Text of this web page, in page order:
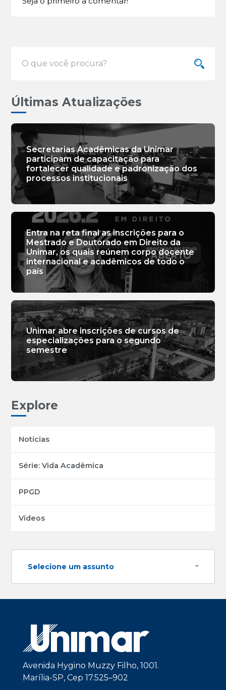
Últimas Atualizações
Secretarias Acadêmicas da Unimar
participam de capacitação para
fortalecer qualidade e padronização dos
processos institucionais
Entra na reta final as inscrições para o
Mestrado e Doutorado em Direito da
Unimar, os quais reúnem corpo docente
internacional e acadêmicos de todo o
país
Unimar abre inscrições de cursos de
especializações para o segundo
semestre
Explore
Notícias
Série: Vida Acadêmica
PPGD
Vídeos
Selecione um assunto
Avenida Hygino Muzzy Filho, 1001.
Marília-SP, Cep 17.525–902